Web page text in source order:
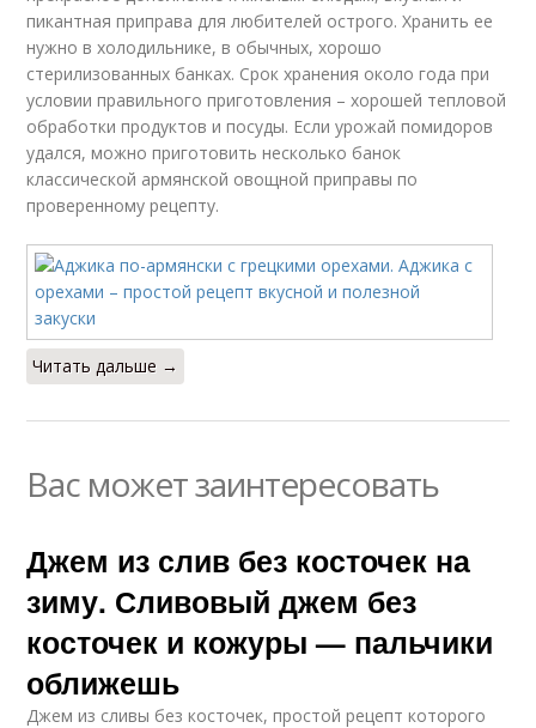
пикантная приправа для любителей острого. Хранить ее
нужно в холодильнике, в обычных, хорошо
стерилизованных банках. Срок хранения около года при
условии правильного приготовления – хорошей тепловой
обработки продуктов и посуды. Если урожай помидоров
удался, можно приготовить несколько банок
классической армянской овощной приправы по
проверенному рецепту.
Читать дальше →
Вас может заинтересовать
Джем из слив без косточек на
зиму. Сливовый джем без
косточек и кожуры — пальчики
оближешь
Джем из сливы без косточек, простой рецепт которого